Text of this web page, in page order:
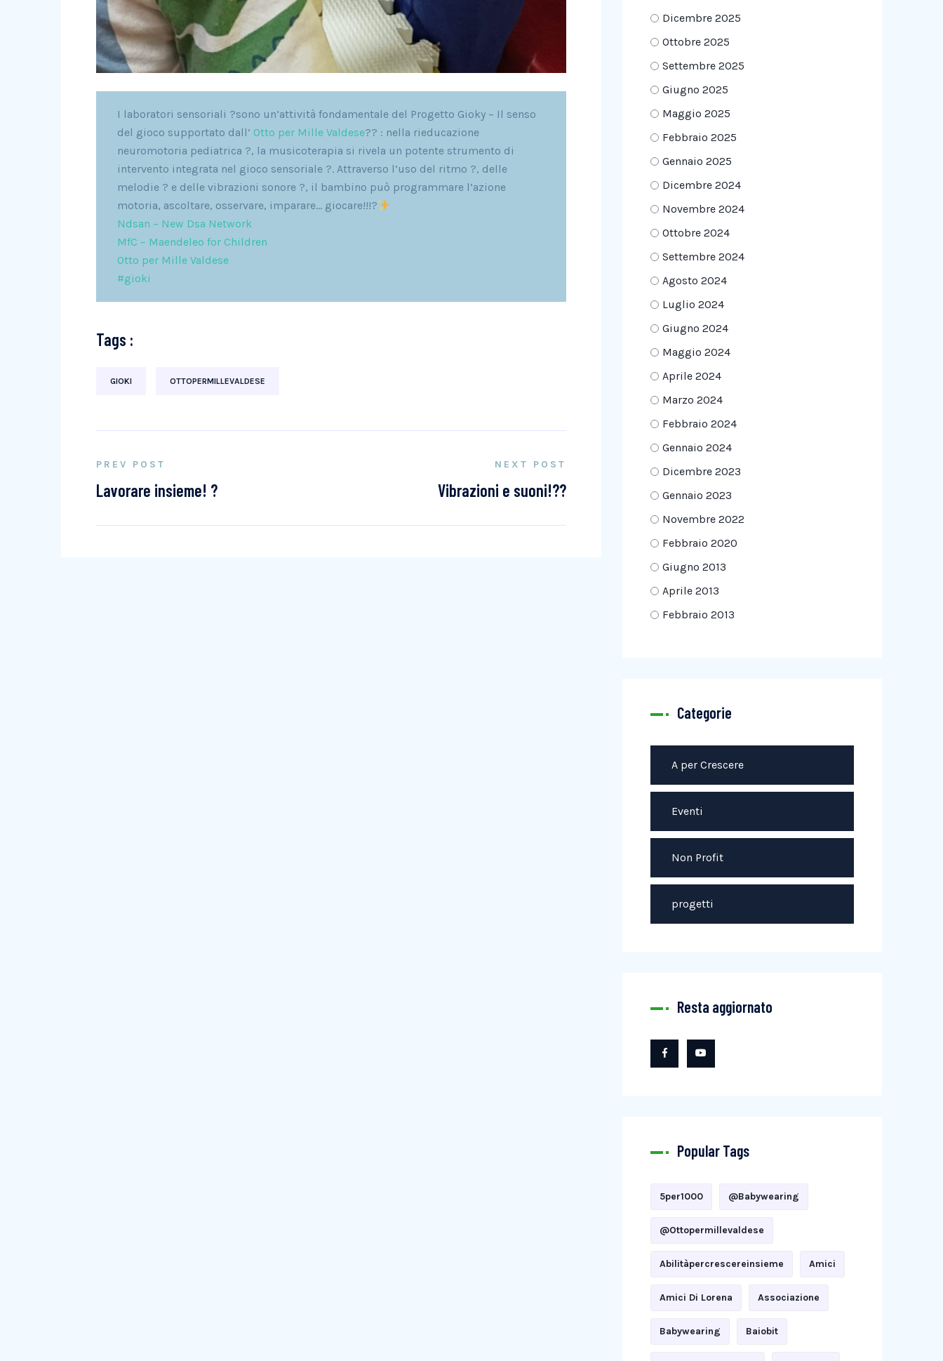
I laboratori sensoriali ?sono un’attività fondamentale del Progetto Gioky – Il senso
del gioco supportato dall’ Otto per Mille Valdese?? : nella rieducazione
neuromotoria pediatrica ​?, la musicoterapia si rivela un potente strumento di
intervento integrata nel gioco sensoriale ?. Attraverso l’uso del ritmo ?, delle
melodie ? e delle vibrazioni sonore ?, il bambino può programmare l’azione
motoria, ascoltare, osservare, imparare… giocare!!!?
Ndsan – New Dsa Network
MfC – Maendeleo for Children
Otto per Mille Valdese
#gioki
Tags :
GIOKI OTTOPERMILLEVALDESE
PREV POST
Lavorare insieme! ?
NEXT POST
Vibrazioni e suoni!??
Dicembre 2025
Ottobre 2025
Settembre 2025
Giugno 2025
Maggio 2025
Febbraio 2025
Gennaio 2025
Dicembre 2024
Novembre 2024
Ottobre 2024
Settembre 2024
Agosto 2024
Luglio 2024
Giugno 2024
Maggio 2024
Aprile 2024
Marzo 2024
Febbraio 2024
Gennaio 2024
Dicembre 2023
Gennaio 2023
Novembre 2022
Febbraio 2020
Giugno 2013
Aprile 2013
Febbraio 2013
Categorie
A per Crescere
Eventi
Non Profit
progetti
Resta aggiornato
Popular Tags
5per1000 @babywearing
@ottopermillevaldese
Abilitàpercrescereinsieme Amici
Amici Di Lorena Associazione
Babywearing Baiobit